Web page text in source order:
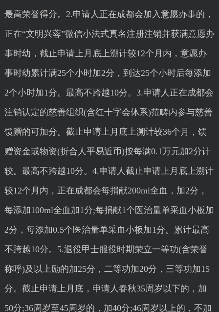
最高荣誉得分。2.申请人正在成都会加入意愿办事的，
正在“文明兴蓉”微信小法式真名注册注销并获满意愿办
事时幼，截止申请上月底上溯计较12个月内，意愿办
事时幼累计满25个小时加2分，到达25个小时后每添加
2个小时加1分。最高不跨越10分。3.申请人正在成都会
注销认定的慈善组织(含红十字会体系)范畴内参与慈善
馈赠的可加分。截止申请上月底上溯计较36个月，馈
赠资金或物资(折合人平易近币)按每满0.1万元加2分计
较。最高不跨越10分。4.申请人截止申请上月底上溯计
较12个月内，正在成都会每捐献200ml全血，加2分，
每添加100ml全血加1分;每捐献1个医治量单采血小板加
2分，每添加0.5个医治量单采血小板加1分。累计最高
不跨越10分。5.退役甲士服役时期荣立一等功(含荣誉
称呼)及以上励的加25分，二等功加20分，三等功加15
分。截止申请上月底，申请人春秋35周岁以下的，加
50分;36周岁至45周岁的，加40分;46周岁以上的，不加